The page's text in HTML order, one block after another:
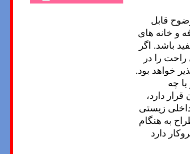
قابل
و خانه های
باشد. اگر
را در
خواهد بود.
چه
دارد،
زیستی
به هنگام
دارد